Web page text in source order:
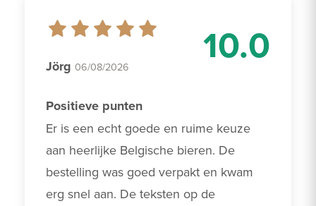
10.0
Jörg 06/08/2026
Positieve punten
Er is een echt goede en ruime keuze
aan heerlijke Belgische bieren. De
bestelling was goed verpakt en kwam
erg snel aan. De teksten op de